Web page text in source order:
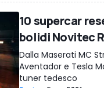
10 supercar
bolidi Novitec
Dalla Maserati MC
Aventador e Tesla
tuner tedesco